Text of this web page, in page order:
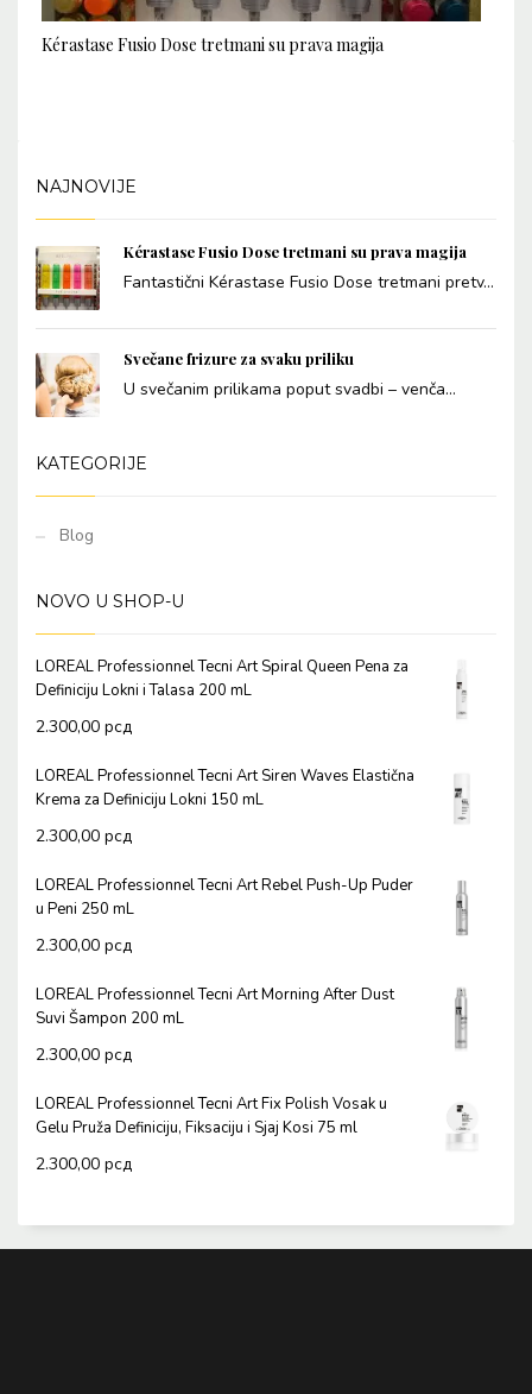
Kérastase Fusio Dose tretmani su prava magija
NAJNOVIJE
Kérastase Fusio Dose tretmani su prava magija
Fantastični Kérastase Fusio Dose tretmani pretv...
Svečane frizure za svaku priliku
U svečanim prilikama poput svadbi – venča...
KATEGORIJE
Blog
NOVO U SHOP-U
LOREAL Professionnel Tecni Art Spiral Queen Pena za
Definiciju Lokni i Talasa 200 mL
2.300,00 рсд
LOREAL Professionnel Tecni Art Siren Waves Elastična
Krema za Definiciju Lokni 150 mL
2.300,00 рсд
LOREAL Professionnel Tecni Art Rebel Push-Up Puder
u Peni 250 mL
2.300,00 рсд
LOREAL Professionnel Tecni Art Morning After Dust
Suvi Šampon 200 mL
2.300,00 рсд
LOREAL Professionnel Tecni Art Fix Polish Vosak u
Gelu Pruža Definiciju, Fiksaciju i Sjaj Kosi 75 ml
2.300,00 рсд